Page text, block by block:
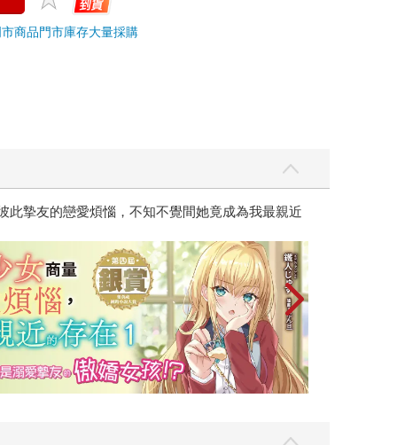
商品門市庫存大量採購
摯友的戀愛煩惱，不知不覺間她竟成為我最親近 台灣角川2026